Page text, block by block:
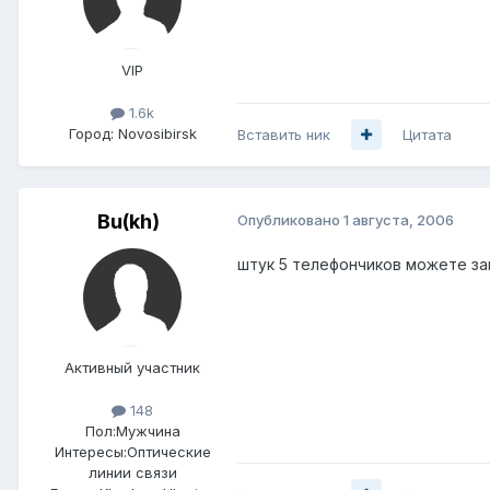
VIP
1.6k
Город: Novosibirsk Вставить ник Цитата
Bu(kh)
Активный участник
148
Пол:Мужчина
Интересы:Оптические
линии связи
Опубликовано 1 августа, 2006
штук 5 телефончиков можете